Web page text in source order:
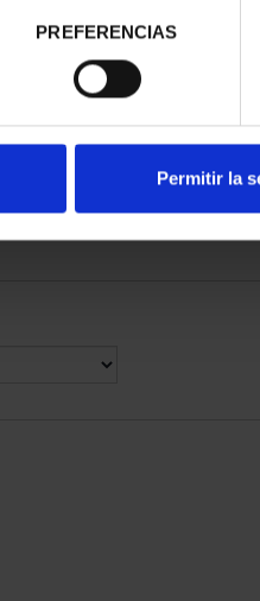
PREFERENCIAS
Permitir la
-
Sólo para